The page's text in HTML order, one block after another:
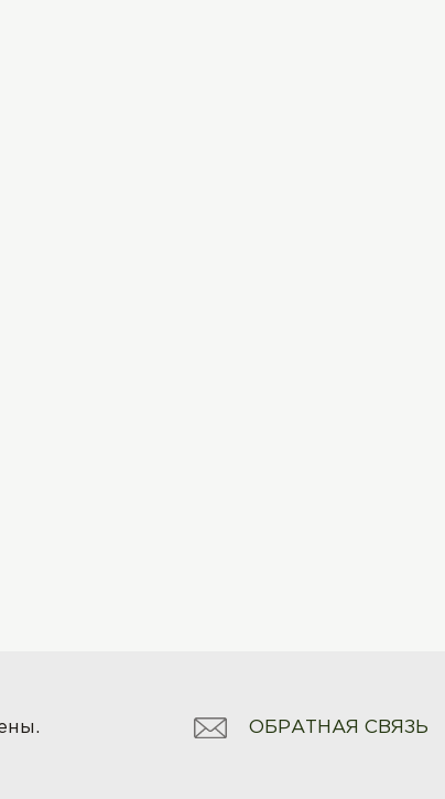
ОБРАТНАЯ СВЯЗЬ